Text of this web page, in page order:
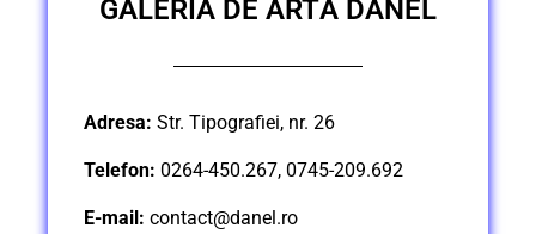
GALERIA DE ARTĂ DANEL
Adresa: Str. Tipografiei, nr. 26
Telefon: 0264-450.267, 0745-209.692
E-mail: contact@danel.ro